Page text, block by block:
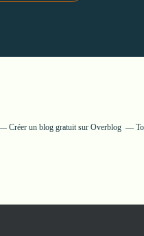
Créer un blog gratuit sur Overblog